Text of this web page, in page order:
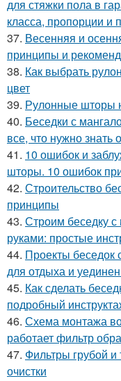
для стяжки пола в
класса, пропорции и
37. Весенняя и
принципы и
38. Как выбрать
цвет
39. Рулонные шторы
40. Беседки с
все, что нужно знать
41. 10 ошибок и
шторы. 10 ошибок
42. Строительство
принципы
43. Строим беседку
руками: простые
44. Проекты беседок
для отдыха и
45. Как сделать
подробный
46. Схема монтажа
работает фильтр
47. Фильтры грубой и
очистки